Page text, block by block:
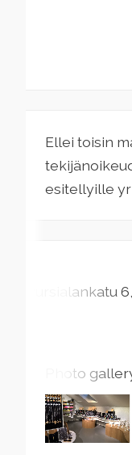
Ellei toisin
esitellyille
Pursialankatu6
Photo